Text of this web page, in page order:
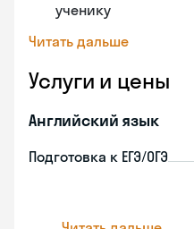
ученику
Читать дальше
Услуги и цены
Английский язык
Подготовка к ЕГЭ/ОГЭ